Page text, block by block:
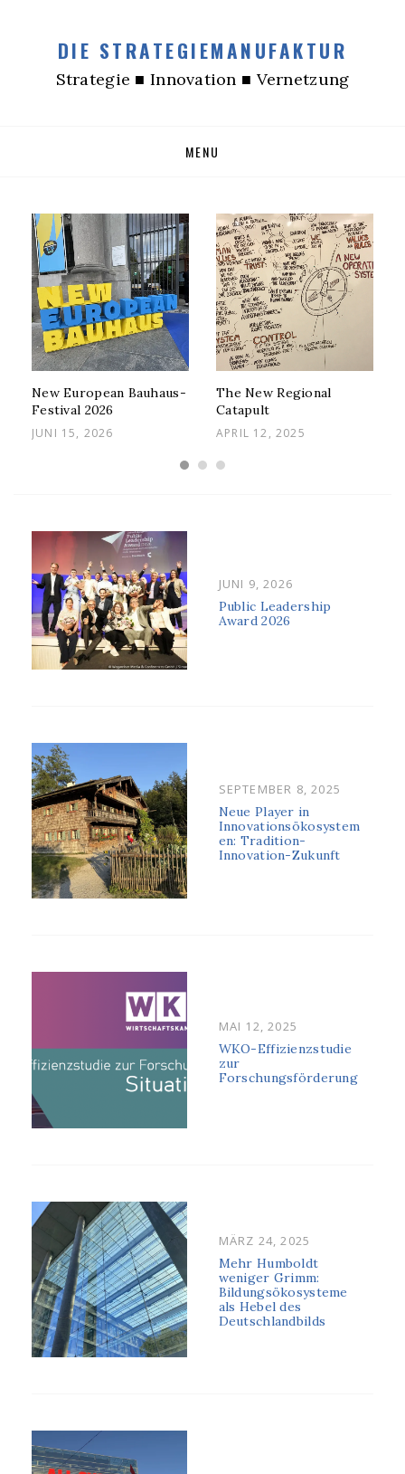
DIE STRATEGIEMANUFAKTUR
Strategie ■ Innovation ■ Vernetzung
MENU
New European Bauhaus-
Festival 2026
POSTED
JUNI 15, 2026
The New Regional
Catapult
POSTED
APRIL 12, 2025
POSTED
ON
JUNI 9, 2026
Public Leadership
Award 2026
POSTED
ON
SEPTEMBER 8, 2025
Neue Player in
Innovationsökosystem
en: Tradition-
Innovation-Zukunft
POSTED
ON
MAI 12, 2025
WKO-Effizienzstudie
zur
Forschungsförderung
POSTED
ON
MÄRZ 24, 2025
Mehr Humboldt
weniger Grimm:
Bildungsökosysteme
als Hebel des
Deutschlandbilds